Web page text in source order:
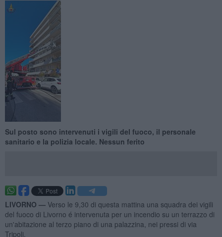
Sul posto sono intervenuti i vigili del fuoco, il personale
sanitario e la polizia locale. Nessun ferito
LIVORNO — Verso le 9,30 di questa mattina una squadra dei vigili
del fuoco di Livorno é intervenuta per un incendio su un terrazzo di
un'abitazione al terzo piano di una palazzina, nei pressi di via
Tripoli.